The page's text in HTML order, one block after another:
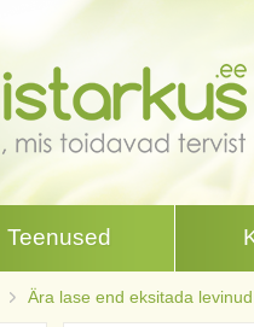
Teenused
Ära lase end eksitada